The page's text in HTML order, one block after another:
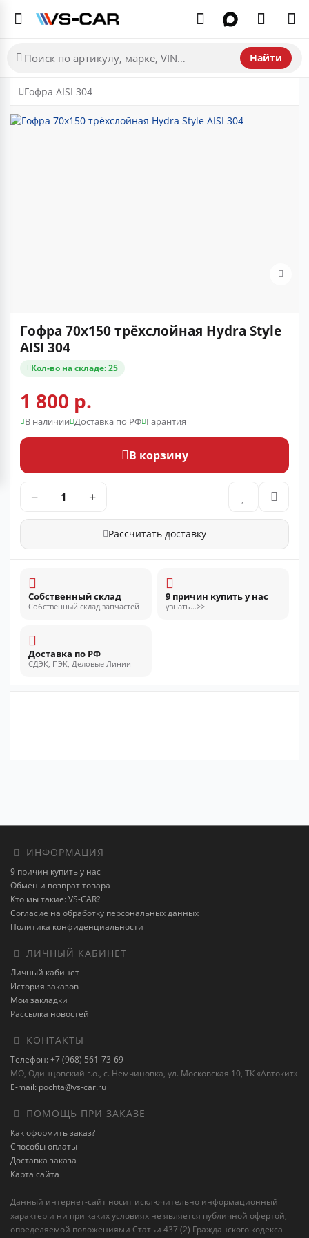
Найти
Гофра AISI 304
Гофра 70x150 трёхслойная Hydra Style
AISI 304
Кол-во на складе: 25
1 800 р.
В наличии Доставка по РФ Гарантия
В корзину
− +
Рассчитать доставку
Собственный склад
Собственный склад запчастей
9 причин купить у нас
узнать...>>
Доставка по РФ
СДЭК, ПЭК, Деловые Линии
ИНФОРМАЦИЯ
9 причин купить у нас
Обмен и возврат товара
Кто мы такие: VS-CAR?
Согласие на обработку персональных данных
Политика конфиденциальности
ЛИЧНЫЙ КАБИНЕТ
Личный кабинет
История заказов
Мои закладки
Рассылка новостей
КОНТАКТЫ
Телефон: +7 (968) 561-73-69
МО, Одинцовский г.о., с. Немчиновка, ул. Московская 10, ТК «Автокит»
E-mail: pochta@vs-car.ru
ПОМОЩЬ ПРИ ЗАКАЗЕ
Как оформить заказ?
Способы оплаты
Доставка заказа
Карта сайта
Данный интернет-сайт носит исключительно информационный
характер и ни при каких условиях не является публичной офертой,
определяемой положениями Статьи 437 (2) Гражданского кодекса